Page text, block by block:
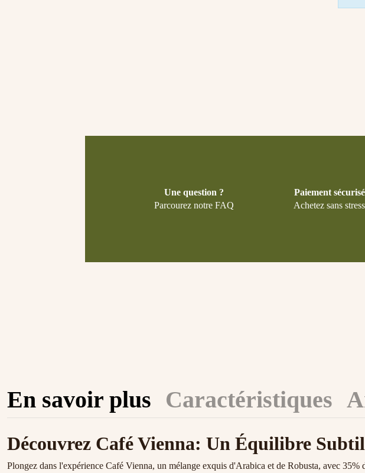
Une question ?
Parcourez notre FAQ
Paiement sécurisé
Achetez sans stress
En savoir plus Caractéristiques
Découvrez Café Vienna: Un Équilibre Subtil
Plongez dans l'expérience Café Vienna, un mélange exquis d'Arabica et de Robusta, avec